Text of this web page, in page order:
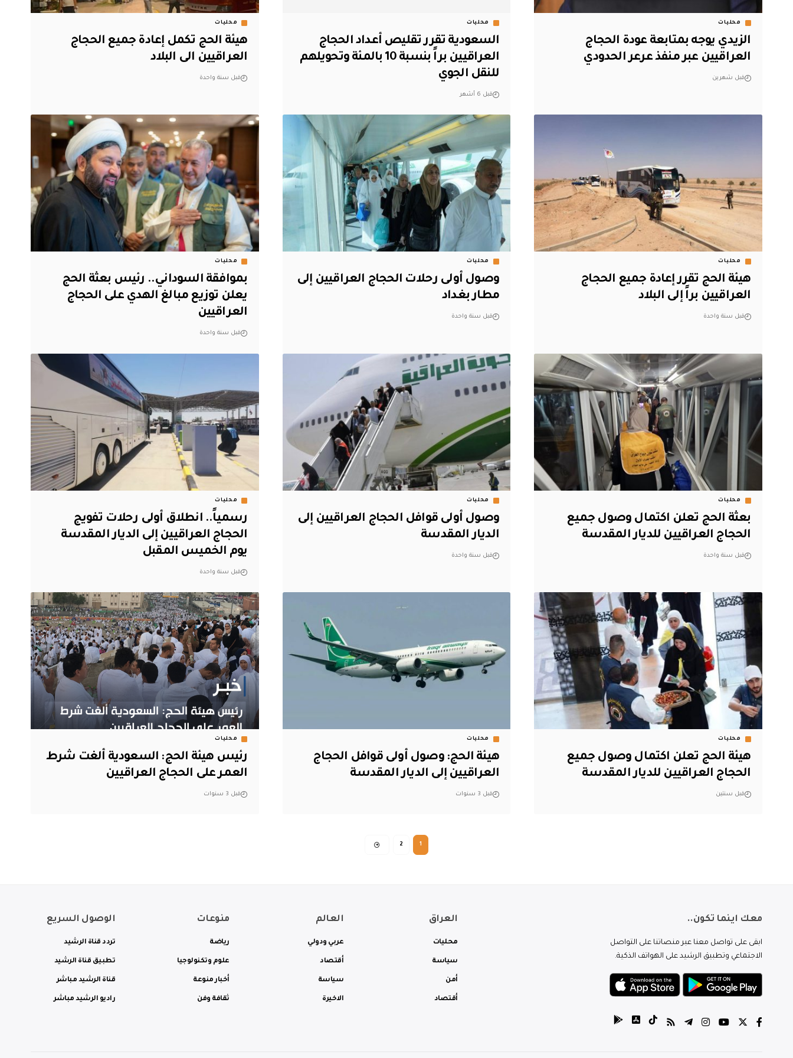
محليات
الزيدي يوجه بمتابعة عودة الحجاج
العراقيين عبر منفذ عرعر الحدودي
قبل شهرين
محليات
السعودية تقرر تقليص أعداد الحجاج
العراقيين براً بنسبة 10 بالمئة وتحويلهم
للنقل الجوي
قبل 6 أشهر
محليات
هيئة الحج تكمل إعادة جميع الحجاج
العراقيين الى البلاد
قبل سنة واحدة
محليات
هيئة الحج تقرر إعادة جميع الحجاج
العراقيين براً إلى البلاد
قبل سنة واحدة
محليات
وصول أولى رحلات الحجاج العراقيين إلى
مطار بغداد
قبل سنة واحدة
محليات
بموافقة السوداني.. رئيس بعثة الحج
يعلن توزيع مبالغ الهدي على الحجاج
العراقيين
قبل سنة واحدة
محليات
بعثة الحج تعلن اكتمال وصول جميع
الحجاج العراقيين للديار المقدسة
قبل سنة واحدة
محليات
وصول أولى قوافل الحجاج العراقيين إلى
الديار المقدسة
قبل سنة واحدة
محليات
رسمياً.. ‏انطلاق أولى رحلات تفويج
الحجاج العراقيين إلى الديار المقدسة
يوم الخميس المقبل‬
قبل سنة واحدة
محليات
هيئة الحج تعلن اكتمال وصول جميع
الحجاج العراقيين للديار المقدسة
قبل سنتين
محليات
هيئة الحج: وصول أولى قوافل الحجاج
العراقيين إلى الديار المقدسة
قبل 3 سنوات
محليات
رئيس هيئة الحج: السعودية ألغت شرط
العمر على الحجاج العراقيين
قبل 3 سنوات
1
2
معك اينما تكون..
ابقى على تواصل معنا عبر منصاتنا على التواصل
الاجتماعي وتطبيق الرشيد على الهواتف الذكية.
العراق
محليات
سياسة
أمن
أقتصاد
العالم
عربي ودولي
أقتصاد
سياسة
الاخيرة
منوعات
رياضة
علوم وتكنولوجيا
أخبار منوعة
ثقافة وفن
الوصول السريع
تردد قناة الرشيد
تطبيق قناة الرشيد
قناة الرشيد مباشر
راديو الرشيد مباشر